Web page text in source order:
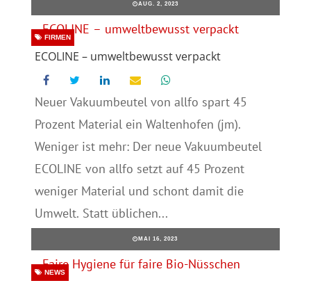
AUG. 2, 2023
ECOLINE – umweltbewusst verpackt
FIRMEN
Neuer Vakuumbeutel von allfo spart 45
Prozent Material ein Waltenhofen (jm).
Weniger ist mehr: Der neue Vakuumbeutel
ECOLINE von allfo setzt auf 45 Prozent
weniger Material und schont damit die
Umwelt. Statt üblichen...
MAI 16, 2023
NEWS